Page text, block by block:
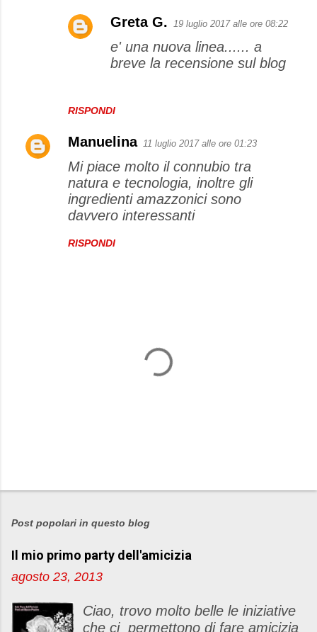
RISPONDI
Greta G. 19 luglio 2017 alle ore 08:22
e' una nuova linea...... a
breve la recensione sul blog
Manuelina 11 luglio 2017 alle ore 01:23
Mi piace molto il connubio tra
natura e tecnologia, inoltre gli
ingredienti amazzonici sono
davvero interessanti
RISPONDI
P
s
a
u
c
o
Post popolari in questo blog
Il mio primo party dell'amicizia
agosto 23, 2013
Ciao, trovo molto belle le iniziative
che ci permettono di fare amicizia